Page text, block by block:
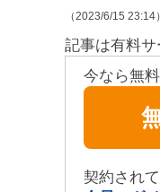
（2023/6/15 23:14）
記事は有料サ
今なら無
契約され